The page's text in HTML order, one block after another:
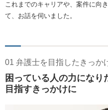
これまでのキャリアや、案件に向
て、お話を伺いました。
01 弁護士を目指したきっか
困っている人の力になり
目指すきっかけに